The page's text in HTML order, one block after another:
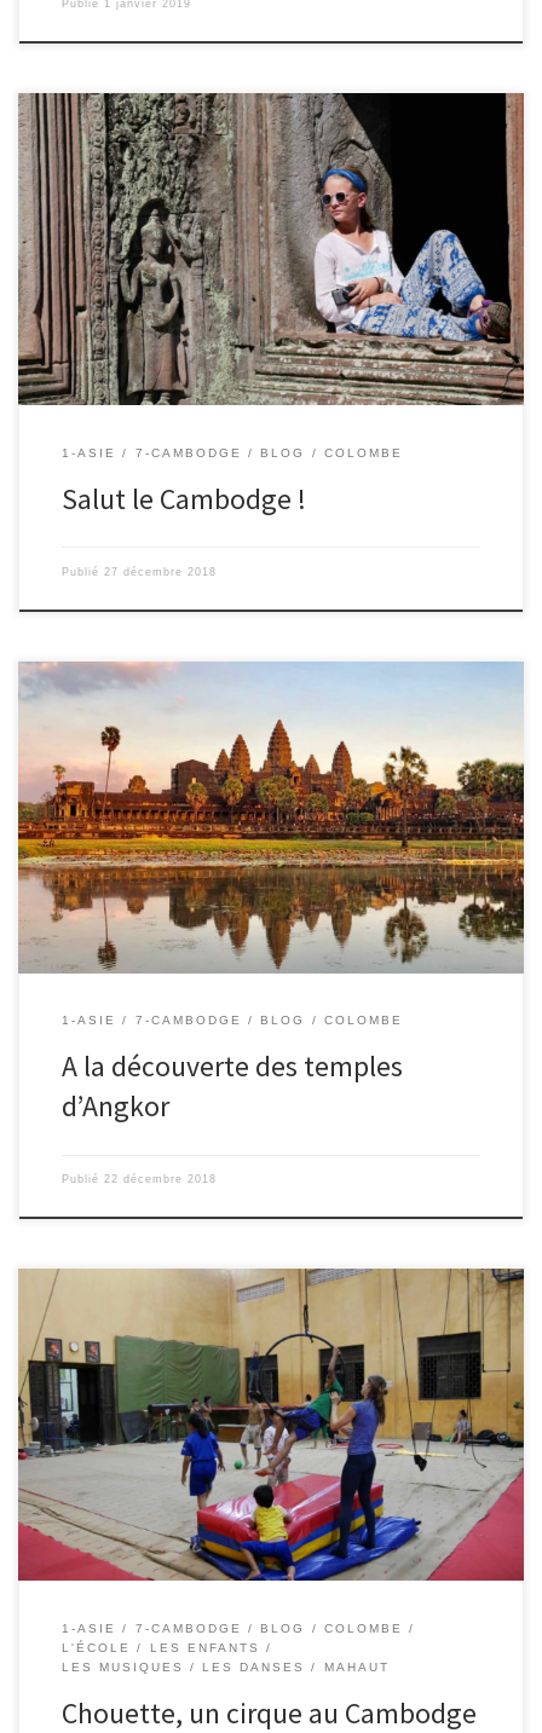
Publié 1 janvier 2019
22/12/2018 – Colombe. Nous quittons le Cambodge. Notre 6ème
pays que nous avons visité avec nos grand-parents. Les Khmers
étaient très gentils. Nous avons fait plein de choses. Voici mes
souvenirs préférés. Crabe au poivre vert Angkor, la citée perdue
Moto dans la campagne Buffles dans les rizières Oiseaux tropicaux
[…]
1-ASIE 7-CAMBODGE BLOG COLOMBE
Salut le Cambodge !
Publié 27 décembre 2018
17 au 19/12/2018 – Colombe. Angkor était la plus grande et la plus
peuplée des citées antiques. De nos jours, il ne reste que les
temples. La citée a été construite et habitée entre l’an 900 et l’an
1250. Au 12ème siècle, ce fut la plus prestigieuse période de
l’empire […]
1-ASIE 7-CAMBODGE BLOG COLOMBE
A la découverte des temples
d’Angkor
Publié 22 décembre 2018
Le 12/12/2018 – Colombe et Mahaut. Peut-être que vous êtes
déjà allés au cirque de Noel ? Essayez de vous vanter ! Mais au
Cambodge, tout est possible ! Nous avons trouvé à Battambang
une école de cirque. Cette école a été créée par une jeune
française, Véronique et […]
1-ASIE 7-CAMBODGE BLOG
COLOMBE
L'ÉCOLE
LES ENFANTS
LES MUSIQUES / LES DANSES
MAHAUT
Chouette, un cirque au Cambodge